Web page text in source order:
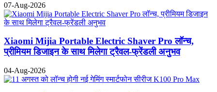
07-Aug-2026
Xiaomi Mijia Portable Electric Shaver Pro लॉन्च,
प्रीमियम डिजाइन के साथ मिलेगा ट्रैवल-फ्रेंडली अनुभव
04-Aug-2026